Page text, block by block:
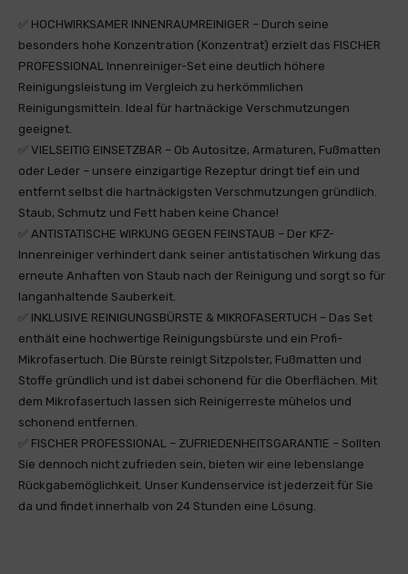
✅ HOCHWIRKSAMER INNENRAUMREINIGER – Durch seine
besonders hohe Konzentration (Konzentrat) erzielt das FISCHER
PROFESSIONAL Innenreiniger-Set eine deutlich höhere
Reinigungsleistung im Vergleich zu herkömmlichen
Reinigungsmitteln. Ideal für hartnäckige Verschmutzungen
geeignet.
✅ VIELSEITIG EINSETZBAR – Ob Autositze, Armaturen, Fußmatten
oder Leder – unsere einzigartige Rezeptur dringt tief ein und
entfernt selbst die hartnäckigsten Verschmutzungen gründlich.
Staub, Schmutz und Fett haben keine Chance!
✅ ANTISTATISCHE WIRKUNG GEGEN FEINSTAUB – Der KFZ-
Innenreiniger verhindert dank seiner antistatischen Wirkung das
erneute Anhaften von Staub nach der Reinigung und sorgt so für
langanhaltende Sauberkeit.
✅ INKLUSIVE REINIGUNGSBÜRSTE & MIKROFASERTUCH – Das Set
enthält eine hochwertige Reinigungsbürste und ein Profi-
Mikrofasertuch. Die Bürste reinigt Sitzpolster, Fußmatten und
Stoffe gründlich und ist dabei schonend für die Oberflächen. Mit
dem Mikrofasertuch lassen sich Reinigerreste mühelos und
schonend entfernen.
✅ FISCHER PROFESSIONAL – ZUFRIEDENHEITSGARANTIE – Sollten
Sie dennoch nicht zufrieden sein, bieten wir eine lebenslange
Rückgabemöglichkeit. Unser Kundenservice ist jederzeit für Sie
da und findet innerhalb von 24 Stunden eine Lösung.